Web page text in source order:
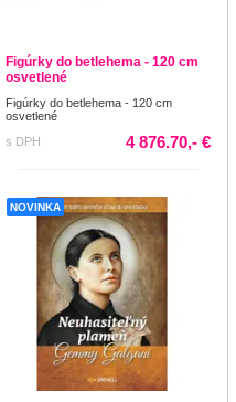
Figúrky do betlehema - 120 cm
osvetlené
Figúrky do betlehema - 120 cm
osvetlené
s DPH
4 876.70,- €
NOVINKA